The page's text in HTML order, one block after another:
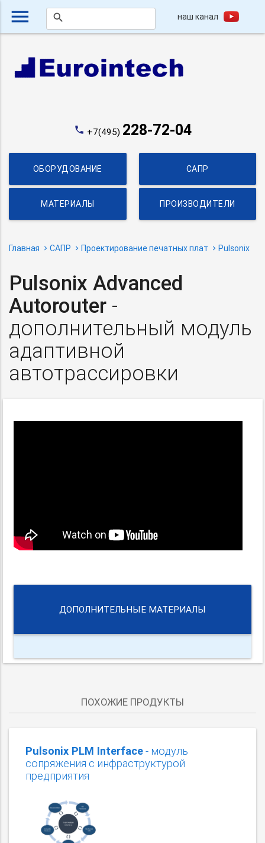
menu search наш канал
phone +7(495) 228-72-04
ОБОРУДОВАНИЕ САПР
МАТЕРИАЛЫ ПРОИЗВОДИТЕЛИ
Главная САПР Проектирование печатных плат Pulsonix
Pulsonix Advanced
Autorouter -
дополнительный модуль
адаптивной
автотрассировки
ДОПОЛНИТЕЛЬНЫЕ МАТЕРИАЛЫ
ПОХОЖИЕ ПРОДУКТЫ
Pulsonix PLM Interface- модуль
сопряжения с инфраструктурой
предприятия